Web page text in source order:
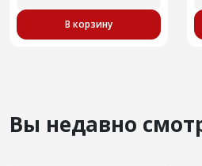
В корзину
Вы недавно